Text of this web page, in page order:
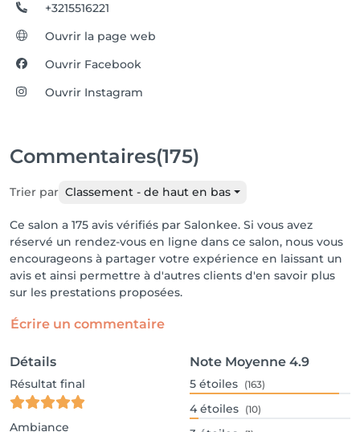
+3215516221
Ouvrir la page web
Ouvrir Facebook
Ouvrir Instagram
Commentaires(175)
Trier par Classement - de haut en bas
Ce salon a 175 avis vérifiés par Salonkee. Si vous avez
réservé un rendez-vous en ligne dans ce salon, nous vous
encourageons à partager votre expérience en laissant un
avis et ainsi permettre à d'autres clients d'en savoir plus
sur les prestations proposées.
Écrire un commentaire
Détails
Résultat final
Ambiance
Note Moyenne 4.9
5 étoiles (163)
4 étoiles (10)